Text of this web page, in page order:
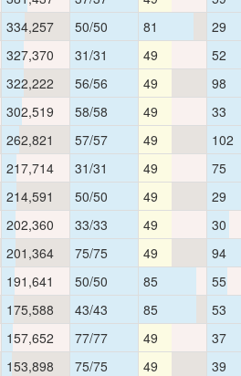
334,257 50/50 81 29
327,370 31/31 49 52
322,222 56/56 49 98
302,519 58/58 49 33
262,821 57/57 49 102
217,714 31/31 49 75
214,591 50/50 49 29
202,360 33/33 49 30
201,364 75/75 49 94
191,641 50/50 85 55
175,588 43/43 85 53
157,652 77/77 49 37
153,898 75/75 49 39